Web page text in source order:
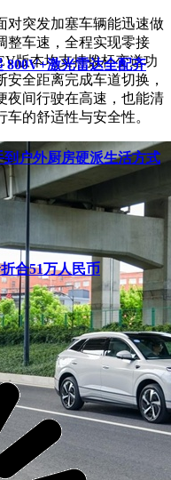
对突发加塞车辆能迅速做
整车速，全程实现零接
版本均支持拨杆变道功
全距离完成车道切换，
夜间行驶在高速，也能清
的舒适性与安全性。
800V+激光雷达全配齐
户外厨房硬派生活方式
合51万人民币